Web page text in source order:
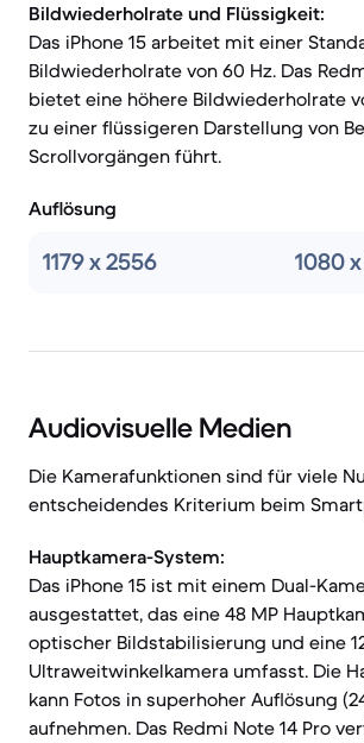
Bildwiederholrate und Flüssigkeit:
Das iPhone 15 arbeitet mit einer
Bildwiederholrate von 60 Hz. Das
bietet eine höhere Bildwiederholrate
zu einer flüssigeren Darstellung von
Scrollvorgängen führt.
Auflösung
1179 x 2556 1080
Audiovisuelle Medien
Die Kamerafunktionen sind für viele
entscheidendes Kriterium beim
Hauptkamera-System:
Das iPhone 15 ist mit einem Dual-
ausgestattet, das eine 48 MP
optischer Bildstabilisierung und eine
Ultraweitwinkelkamera umfasst. Die
kann Fotos in superhoher Auflösung
aufnehmen. Das Redmi Note 14 Pro